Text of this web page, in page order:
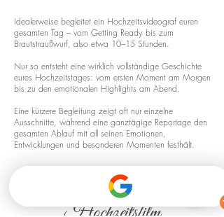
Idealerweise begleitet ein Hochzeitsvideograf euren
gesamten Tag – vom Getting Ready bis zum
Brautstraußwurf, also etwa 10–15 Stunden.
Nur so entsteht eine wirklich vollständige Geschichte
eures Hochzeitstages: vom ersten Moment am Morgen
bis zu den emotionalen Highlights am Abend.
Eine kürzere Begleitung zeigt oft nur einzelne
Ausschnitte, während eine ganztägige Reportage den
gesamten Ablauf mit all seinen Emotionen,
Entwicklungen und besonderen Momenten festhält.
Drohnenaufnahmen für euren